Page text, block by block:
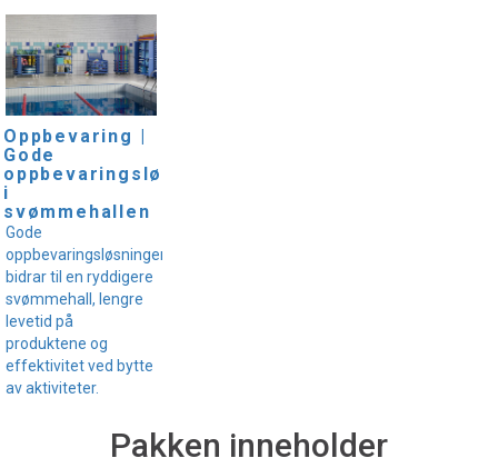
Oppbevaring |
Gode
oppbevaringsløsninger
i
svømmehallen
Gode
oppbevaringsløsninger
bidrar til en ryddigere
svømmehall, lengre
levetid på
produktene og
effektivitet ved bytte
av aktiviteter.
Pakken inneholder